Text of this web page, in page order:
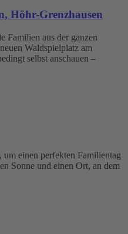
Höhr-Grenzhausen
Familien aus der ganzen
Waldspielplatz am
selbst anschauen –
einen perfekten Familientag
Sonne und einen Ort, an dem